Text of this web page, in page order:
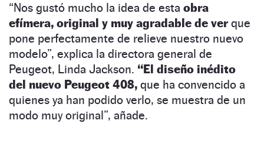
“Nos gustó mucho la idea de esta obra
efímera, original y muy agradable de verque
pone perfectamente de relieve nuestro nuevo
modelo”, explica la directora general de
Peugeot, Linda Jackson. “El diseño inédito
del nuevo Peugeot 408, que ha convencido a
quienes ya han podido verlo, se muestra de un
modo muy original”, añade.